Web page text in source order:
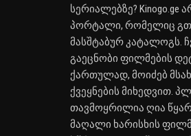
სერიალებზე?
პორტალი, რომელიც
მასშტაბურ კატალოგს.
გაეცნობი ფილმების
ქართულად, მოიძებ
ქვეყნების მიხედვით.
თავმოყრილია ღია
მაღალი ხარისხის